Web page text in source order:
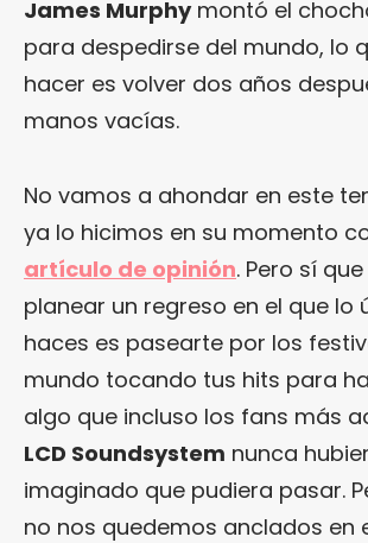
James Murphymontó el
para despedirse del mundo, lo
hacer es volver dos años
manos vacías.
No vamos a ahondar en este
ya lo hicimos en su momento
artículo de opinión. Pero sí
planear un regreso en el que lo
haces es pasearte por los
mundo tocando tus hits para
algo que incluso los fans más
LCD Soundsystem nunca
imaginado que pudiera pasar.
no nos quedemos anclados en